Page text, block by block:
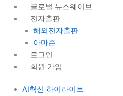
글로벌 뉴스웨이브
전자출판
해외전자출판
아마존
로그인
회원 가입
AI혁신 하이라이트